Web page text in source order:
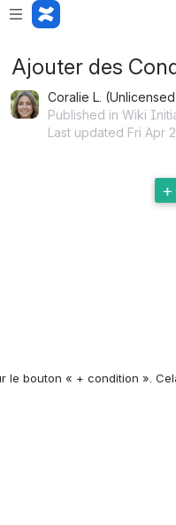
Ajouter des
Coralie L.
Published in Wiki
Last updated Fri Apr
le bouton « + condition ».